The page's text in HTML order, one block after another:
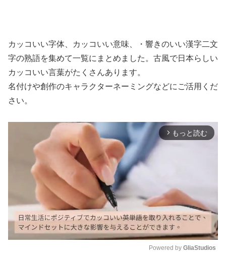
カッコいい字体、カッコいい意味、・響きのいい漢字二文
字の熟語を集めて一覧にまとめました。古風で日本らしい
カッコいい言葉がたくさんあります。
名付けや創作のキャラクターネーミングなどにご活用くだ
さい。
arrow_forward_ios もっと読む
Powered by GliaStudios